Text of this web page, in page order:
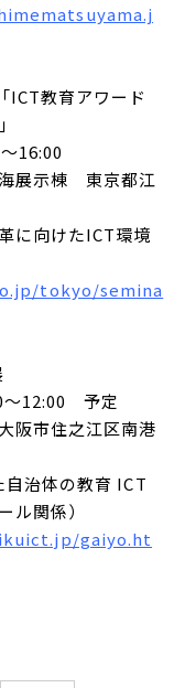
教育アワード
16:00
展示棟 東京都江
に向けたICT環境
tokyo/semina
12:00 予定
市住之江区南港
治体の教育 ICT
ル関係）
gaiyo.ht